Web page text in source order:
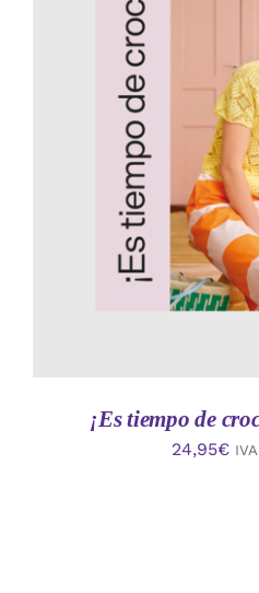
AÑADIR AL
DETALLES
¡Es tiempo de
24,95€